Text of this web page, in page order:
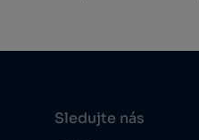
Sledujte nás